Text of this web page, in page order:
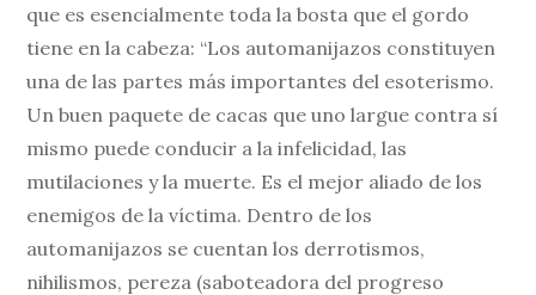
que es esencialmente toda la bosta que el gordo
tiene en la cabeza: “Los automanijazos constituyen
una de las partes más importantes del esoterismo.
Un buen paquete de cacas que uno largue contra sí
mismo puede conducir a la infelicidad, las
mutilaciones y la muerte. Es el mejor aliado de los
enemigos de la víctima. Dentro de los
automanijazos se cuentan los derrotismos,
nihilismos, pereza (saboteadora del progreso